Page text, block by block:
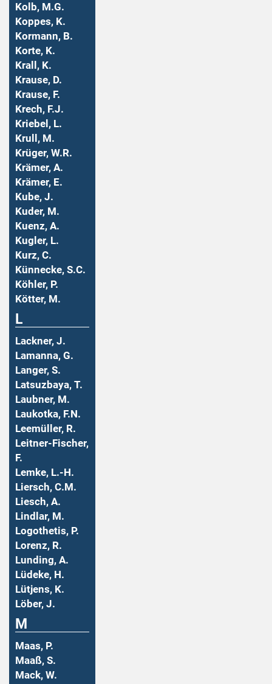
Kolb, M.G.
Koppes, K.
Kormann, B.
Korte, K.
Krall, K.
Krause, D.
Krause, F.
Krech, F.J.
Kriebel, L.
Krull, M.
Krüger, W.R.
Krämer, A.
Krämer, E.
Kube, J.
Kuder, M.
Kuenz, A.
Kugler, L.
Kurz, C.
Künnecke, S.C.
Köhler, P.
Kötter, M.
L
Lackner, J.
Lamanna, G.
Langer, S.
Latsuzbaya, T.
Laubner, M.
Laukotka, F.N.
Leemüller, R.
Leitner-Fischer,
F.
Lemke, L.-H.
Liersch, C.M.
Liesch, A.
Lindlar, M.
Logothetis, P.
Lorenz, R.
Lunding, A.
Lüdeke, H.
Lütjens, K.
Löber, J.
M
Maas, P.
Maaß, S.
Mack, W.